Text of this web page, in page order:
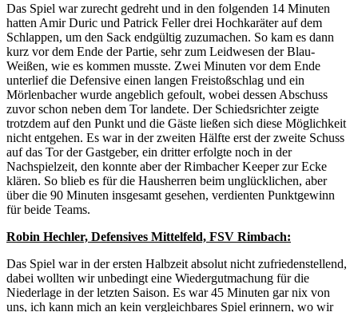
Das Spiel war zurecht gedreht und in den folgenden 14 Minuten
hatten Amir Duric und Patrick Feller drei Hochkaräter auf dem
Schlappen, um den Sack endgültig zuzumachen. So kam es dann
kurz vor dem Ende der Partie, sehr zum Leidwesen der Blau-
Weißen, wie es kommen musste. Zwei Minuten vor dem Ende
unterlief die Defensive einen langen Freistoßschlag und ein
Mörlenbacher wurde angeblich gefoult, wobei dessen Abschuss
zuvor schon neben dem Tor landete. Der Schiedsrichter zeigte
trotzdem auf den Punkt und die Gäste ließen sich diese Möglichkeit
nicht entgehen. Es war in der zweiten Hälfte erst der zweite Schuss
auf das Tor der Gastgeber, ein dritter erfolgte noch in der
Nachspielzeit, den konnte aber der Rimbacher Keeper zur Ecke
klären. So blieb es für die Hausherren beim unglücklichen, aber
über die 90 Minuten insgesamt gesehen, verdienten Punktgewinn
für beide Teams.
Robin Hechler, Defensives Mittelfeld, FSV Rimbach:
Das Spiel war in der ersten Halbzeit absolut nicht zufriedenstellend,
dabei wollten wir unbedingt eine Wiedergutmachung für die
Niederlage in der letzten Saison. Es war 45 Minuten gar nix von
uns, ich kann mich an kein vergleichbares Spiel erinnern, wo wir